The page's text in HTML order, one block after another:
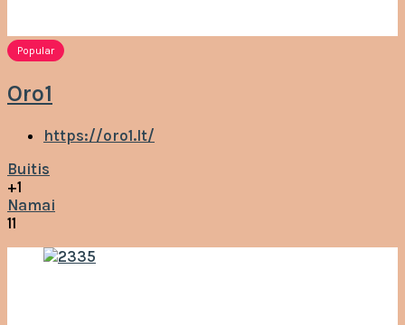
Popular
Oro1
https://oro1.lt/
Buitis
+1
Namai
11